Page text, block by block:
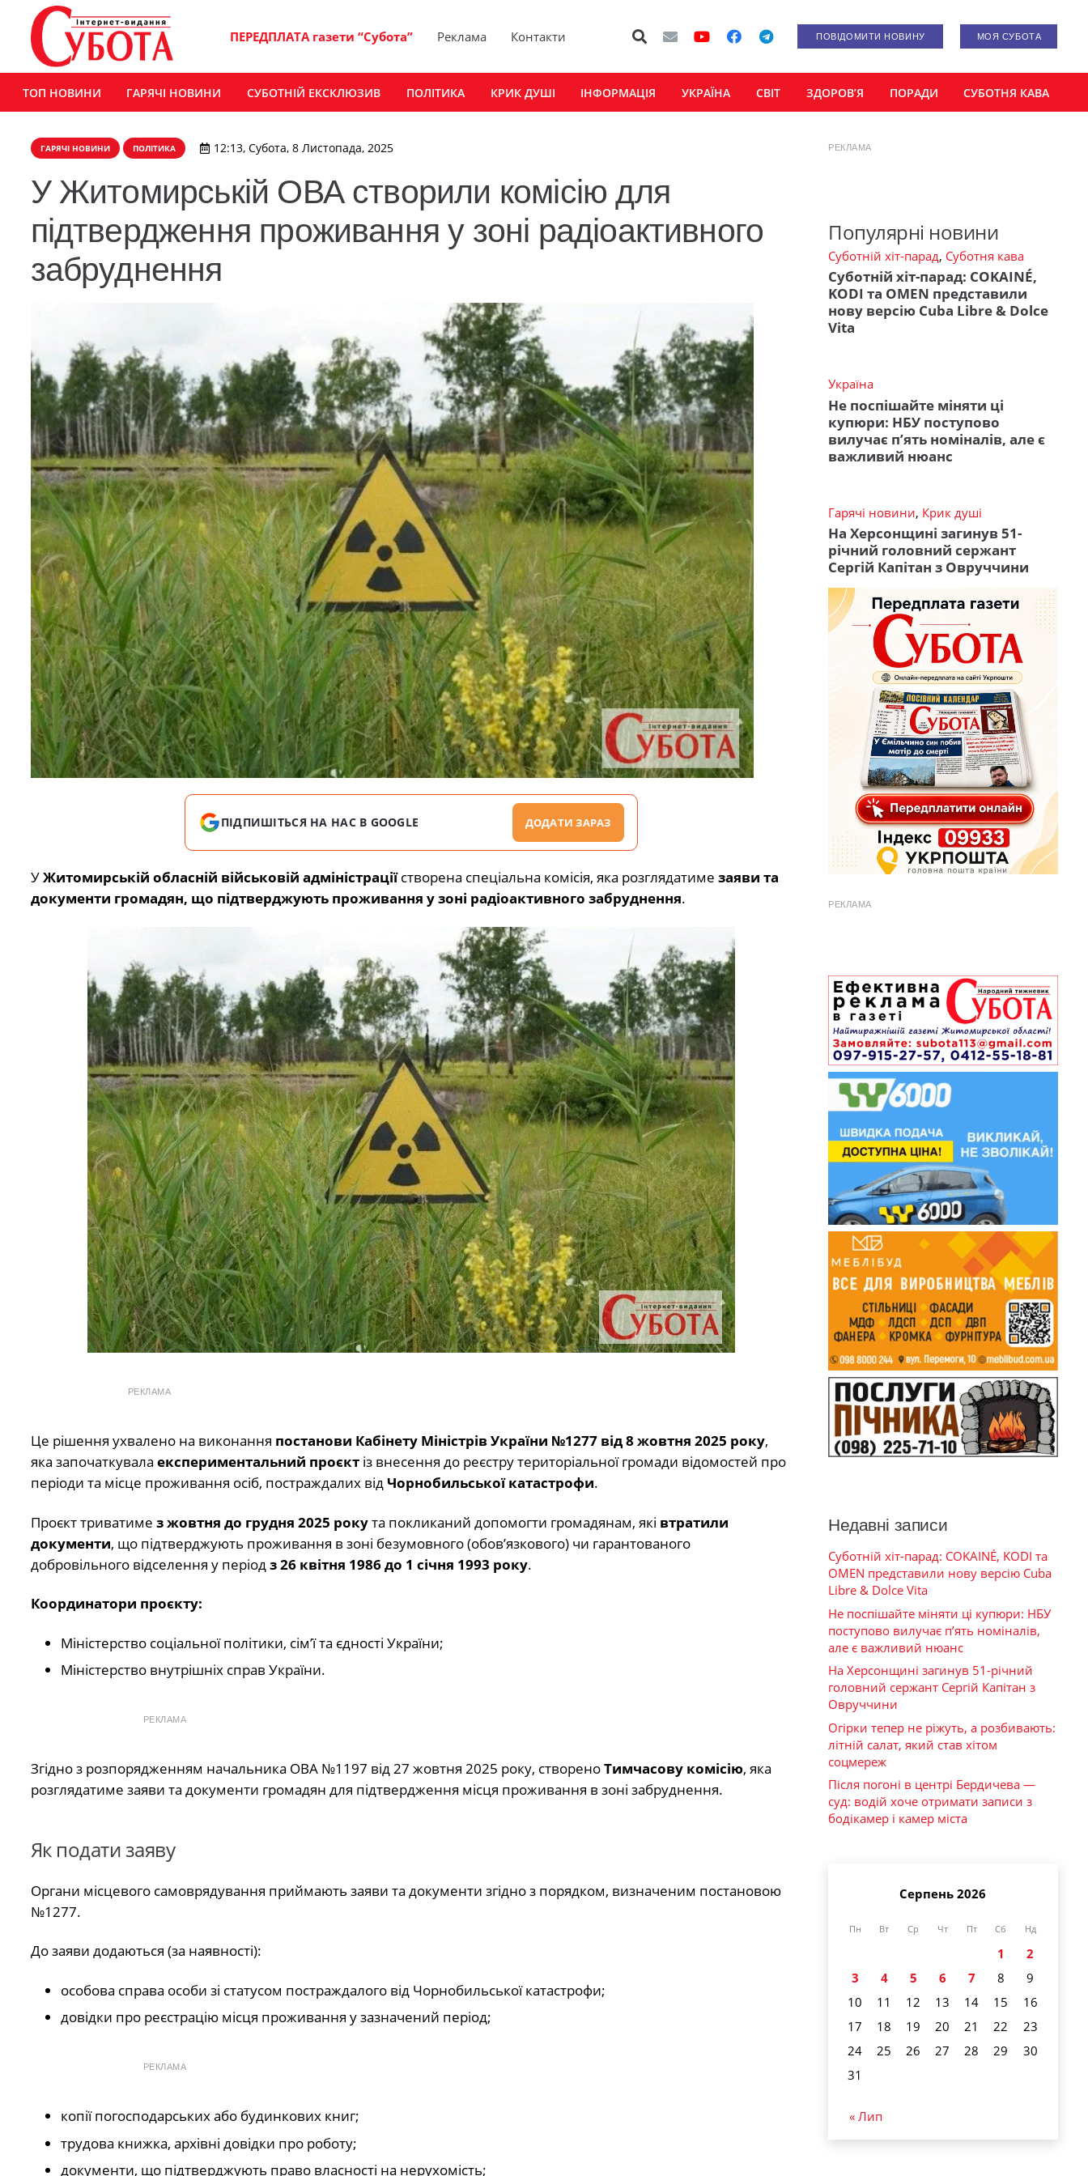
ПЕРЕДПЛАТА газети “Субота” Реклама Контакти ПОВІДОМИТИ НОВИНУ МОЯ СУБОТА
ТОП НОВИНИ ГАРЯЧІ НОВИНИ СУБОТНІЙ ЕКСКЛЮЗИВ ПОЛІТИКА КРИК ДУШІ ІНФОРМАЦІЯ УКРАЇНА СВІТ ЗДОРОВ’Я ПОРАДИ СУБОТНЯ КАВА
ГАРЯЧІ НОВИНИ ПОЛІТИКА 12:13, Субота, 8 Листопада, 2025
У Житомирській ОВА створили комісію для
підтвердження проживання у зоні радіоактивного
забруднення
ПІДПИШІТЬСЯ НА НАС В GOOGLE ДОДАТИ ЗАРАЗ
УЖитомирській обласній військовій адміністраціїстворена спеціальна комісія, яка розглядатиме заяви та
документи громадян, що підтверджують проживання у зоні радіоактивного забруднення.
РЕКЛАМА
Це рішення ухвалено на виконання постанови Кабінету Міністрів України №1277 від 8 жовтня 2025 року,
яка започаткувала експериментальний проєктіз внесення до реєстру територіальної громади відомостей про
періоди та місце проживання осіб, постраждалих відЧорнобильської катастрофи.
Проєкт триватиме з жовтня до грудня 2025 рокута покликаний допомогти громадянам, які втратили
документи, що підтверджують проживання в зоні безумовного (обов’язкового) чи гарантованого
добровільного відселення у періодз 26 квітня 1986 до 1 січня 1993 року.
Координатори проєкту:
Міністерство соціальної політики, сім’ї та єдності України;
Міністерство внутрішніх справ України.
РЕКЛАМА
Згідно з розпорядженням начальника ОВА №1197 від 27 жовтня 2025 року, створеноТимчасову комісію, яка
розглядатиме заяви та документи громадян для підтвердження місця проживання в зоні забруднення.
Як подати заяву
Органи місцевого самоврядування приймають заяви та документи згідно з порядком, визначеним постановою
№1277.
До заяви додаються (за наявності):
особова справа особи зі статусом постраждалого від Чорнобильської катастрофи;
довідки про реєстрацію місця проживання у зазначений період;
РЕКЛАМА
копії погосподарських або будинкових книг;
трудова книжка, архівні довідки про роботу;
документи, що підтверджують право власності на нерухомість;
РЕКЛАМА
Популярні новини
Суботній хіт-парад, Суботня кава
Суботній хіт-парад: COKAINÉ,
KODI та OMEN представили
нову версію Cuba Libre & Dolce
Vita
Україна
Не поспішайте міняти ці
купюри: НБУ поступово
вилучає п’ять номіналів, але є
важливий нюанс
Гарячі новини, Крик душі
На Херсонщині загинув 51-
річний головний сержант
Сергій Капітан з Овруччини
РЕКЛАМА
Недавні записи
Суботній хіт-парад: COKAINÉ, KODI та
OMEN представили нову версію Cuba
Libre & Dolce Vita
Не поспішайте міняти ці купюри: НБУ
поступово вилучає п’ять номіналів,
але є важливий нюанс
На Херсонщині загинув 51-річний
головний сержант Сергій Капітан з
Овруччини
Огірки тепер не ріжуть, а розбивають:
літній салат, який став хітом
соцмереж
Після погоні в центрі Бердичева —
суд: водій хоче отримати записи з
бодікамер і камер міста
Серпень 2026
Пн Вт Ср Чт Пт Сб Нд
1
2
3
4 5 6 7 8
9
10
11 12 13 14 15
16
17
18 19 20 21 22
23
24
25 26 27 28 29
30
31
« Лип